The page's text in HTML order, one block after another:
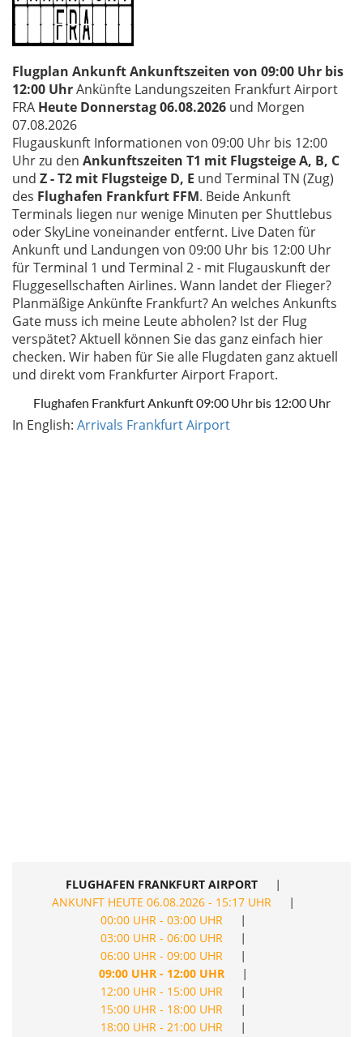
Flugplan Ankunft Ankunftszeiten von 09:00 Uhr bis
12:00 UhrAnkünfte Landungszeiten Frankfurt Airport
FRA Heute Donnerstag 06.08.2026 und Morgen
07.08.2026
Flugauskunft Informationen von 09:00 Uhr bis 12:00
Uhr zu den Ankunftszeiten T1 mit Flugsteige A, B, C
und Z - T2 mit Flugsteige D, E und Terminal TN (Zug)
des Flughafen Frankfurt FFM. Beide Ankunft
Terminals liegen nur wenige Minuten per Shuttlebus
oder SkyLine voneinander entfernt. Live Daten für
Ankunft und Landungen von 09:00 Uhr bis 12:00 Uhr
für Terminal 1 und Terminal 2 - mit Flugauskunft der
Fluggesellschaften Airlines. Wann landet der Flieger?
Planmäßige Ankünfte Frankfurt? An welches Ankunfts
Gate muss ich meine Leute abholen? Ist der Flug
verspätet? Aktuell können Sie das ganz einfach hier
checken. Wir haben für Sie alle Flugdaten ganz aktuell
und direkt vom Frankfurter Airport Fraport.
Flughafen Frankfurt Ankunft 09:00 Uhr bis 12:00 Uhr
In English: Arrivals Frankfurt Airport
FLUGHAFEN FRANKFURT AIRPORT
|
ANKUNFT HEUTE 06.08.2026 - 15:17 UHR
|
00:00 UHR - 03:00 UHR
|
03:00 UHR - 06:00 UHR
|
06:00 UHR - 09:00 UHR
|
09:00 UHR - 12:00 UHR
|
12:00 UHR - 15:00 UHR
|
15:00 UHR - 18:00 UHR
|
18:00 UHR - 21:00 UHR
|